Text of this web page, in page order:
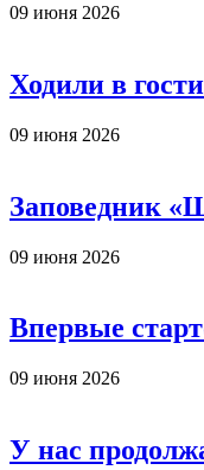
09 июня 2026
Ходили в
09 июня 2026
Заповедник
09 июня 2026
Впервые
09 июня 2026
У нас